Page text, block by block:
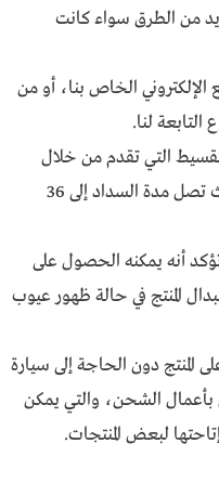
من الطرق سواء كانت
الإلكتروني الخاص بنا، أو من
لنا.
التي تقدم من خلال
مجموعة من البنوك المختلفة، حيث تصل مدة السداد إلى 36
أنه يمكنه الحصول على
المنتج في حالة ظهور عيوب
دون الحاجة إلى سيارة
الشحن، والتي يمكن
لبعض المنتجات.